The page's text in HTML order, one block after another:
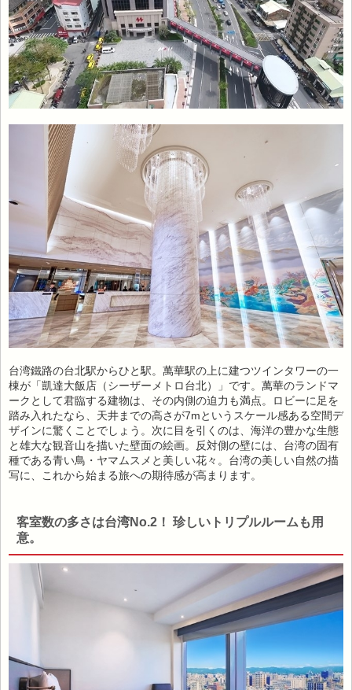
台湾鐵路の台北駅からひと駅。萬華駅の上に建つツインタワーの一
棟が「凱達大飯店（シーザーメトロ台北）」です。萬華のランドマ
ークとして君臨する建物は、その内側の迫力も満点。ロビーに足を
踏み入れたなら、天井までの高さが7mというスケール感ある空間デ
ザインに驚くことでしょう。次に目を引くのは、海洋の豊かな生態
と雄大な観音山を描いた壁面の絵画。反対側の壁には、台湾の固有
種である青い鳥・ヤマムスメと美しい花々。台湾の美しい自然の描
写に、これから始まる旅への期待感が高まります。
客室数の多さは台湾No.2！ 珍しいトリプルルームも用
意。